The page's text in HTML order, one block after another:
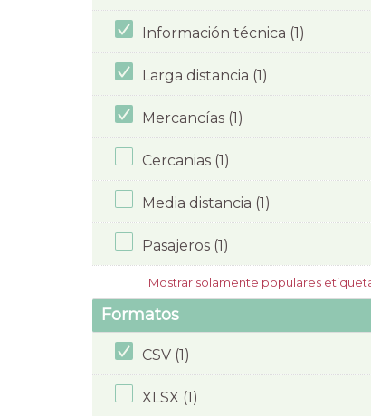
Información técnica (1)
Larga distancia (1)
Mercancías (1)
Cercanias (1)
Media distancia (1)
Pasajeros (1)
Mostrar solamente populares
Formatos
CSV (1)
XLSX (1)